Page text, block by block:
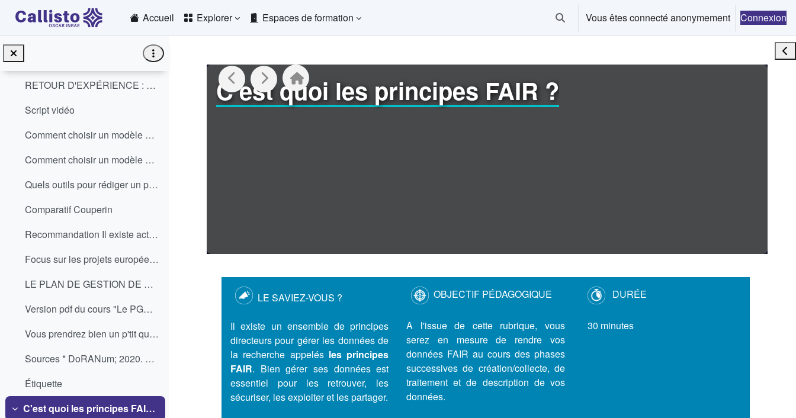
Passer au contenu principal
Accueil
Explorer Espaces de formation Activer/désactiver la saisie de recherche
Vous êtes connecté anonymement Connexion
Ressource interactive - Le Plan de gestion de données
RETOUR D'EXPÉRIENCE : LES AVANTAGES À RÉDIGER UN P...
Script vidéo
Comment choisir un modèle de PGD ? De nombreux ...
Comment choisir un modèle de PGD ?
Quels outils pour rédiger un plan de gestion de do...
Comparatif Couperin
Recommandation Il existe actuellement plusieurs mo...
Focus sur les projets européensUn guide DMP Horizo...
LE PLAN DE GESTION DE DONNÉES PAS À PAS Pour être ...
Version pdf du cours "Le PGD pas à pas"
Vous prendrez bien un p'tit quiz avant de partir ?
Sources * DoRANum; 2020. Parcours interactif sur l...
Étiquette
Replier
C'est quoi les principes FAIR ?
C'est quoi les principes FAIR ?
LE SAVIEZ-VOUS ?
Il existe un ensemble de principes
directeurs pour gérer les données de
la recherche appelés les principes
FAIR. Bien gérer ses données est
essentiel pour les retrouver, les
sécuriser, les exploiter et les partager.
OBJECTIF PÉDAGOGIQUE
A l'issue de cette rubrique, vous
serez en mesure de rendre vos
données FAIR au cours des phases
successives de création/collecte, de
traitement et de description de vos
données.
DURÉE
30 minutes